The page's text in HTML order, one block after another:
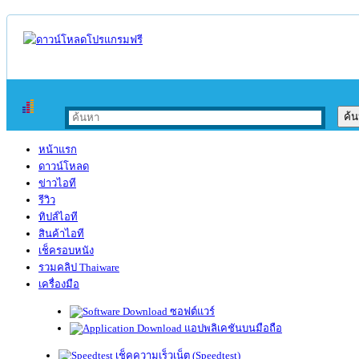
หน้าแรก
ดาวน์โหลด
ข่าวไอที
รีวิว
ทิปส์ไอที
สินค้าไอที
เช็ครอบหนัง
รวมคลิป Thaiware
เครื่องมือ
ซอฟต์แวร์
แอปพลิเคชันบนมือถือ
เช็คความเร็วเน็ต (Speedtest)